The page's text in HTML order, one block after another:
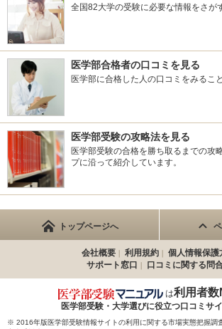
全国82大学の受験に必要な情報をさが
医学部合格者の口コミを見る
医学部に合格した人の口コミをみるこ
医学部受験の攻略法を見る
医学部受験の合格を勝ち取るまでの攻
プに沿って紹介しています。
トップページへ
会社概要 利用規約
個人情報保護
サポート窓口
口コミに関する問
は利用者
医学部受験・大学選びに役立つ口コミサ
※ 2016年版医学部受験情報サイトの利用に関する市場実態把握調